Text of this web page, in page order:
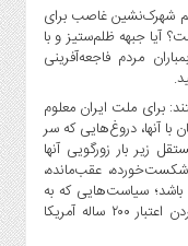
شهرک‌نشین غاصب برای
جبهه ظلم‌ستیز و با
مردم فاجعه‌آفرینی
برای ملت ایران معلوم
آنها، دروغ‌هایی که سر
زیر بار زورگویی آنها
عقب‌مانده،
باشد؛ سیاست‌هایی که به
اعتراف برخی تحلیلگران غربی، در حال نابود کردن اعتبار ۲۰۰ ساله آمریکا